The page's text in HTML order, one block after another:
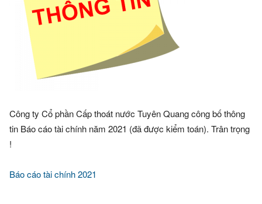
Công ty Cổ phần Cấp thoát nước Tuyên Quang công bố thông
tin Báo cáo tài chính năm 2021 (đã được kiểm toán). Trân trọng
!
Báo cáo tài chính 2021